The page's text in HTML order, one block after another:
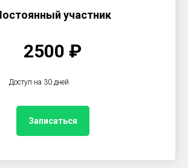
участник
2500 ₽
Доступ на 30 дней
Записаться